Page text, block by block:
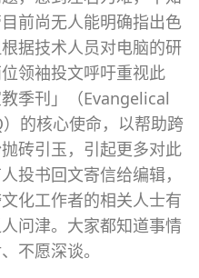
前尚无人能明确指出色
据技术人员对电脑的研
领袖投文呼吁重视此
季刊」（Evangelical
）的核心使命，以帮助跨
砖引玉，引起更多对此
投书回文寄信给编辑，
化工作者的相关人士有
问津。大家都知道事情
不愿深谈。